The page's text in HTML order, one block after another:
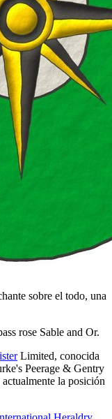
sobre el todo, una
rose Sable and Or.
Limited, conocida
Peerage & Gentry
la posición